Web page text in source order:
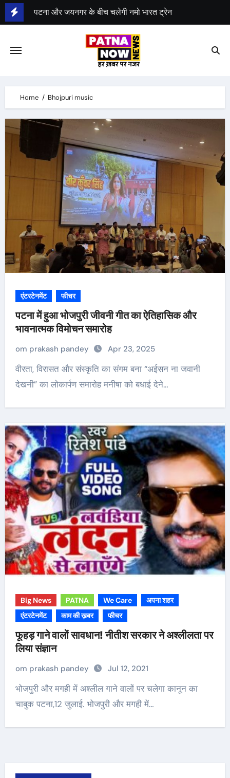
Skip
to
पटना और जयनगर के बीच चलेगी नमो भारत ट्रेन
जम्मू कश्मीर में आतंकवादी हमला
पहलगाम में पर्यटकों पर बरसाई गोलियां, 27 की मौत
Home Bhojpuri music
एंटरटेनमेंट फीचर
पटना में हुआ भोजपुरी जीवनी गीत का ऐतिहासिक और
भावनात्मक विमोचन समारोह
om prakash pandey Apr 23, 2025
वीरता, विरासत और संस्कृति का संगम बना “अईसन ना जवानी
देखनी” का लोकार्पण समारोह मनीषा को बधाई देने…
Big News PATNA We Care
अपना शहर
एंटरटेनमेंट
काम की ख़बर फीचर
फूहड़ गाने वालों सावधान! नीतीश सरकार ने अश्लीलता पर
लिया संज्ञान
om prakash pandey Jul 12, 2021
भोजपुरी और मगही में अश्लील गाने वालों पर चलेगा कानून का
चाबुक पटना,12 जुलाई. भोजपुरी और मगही में…